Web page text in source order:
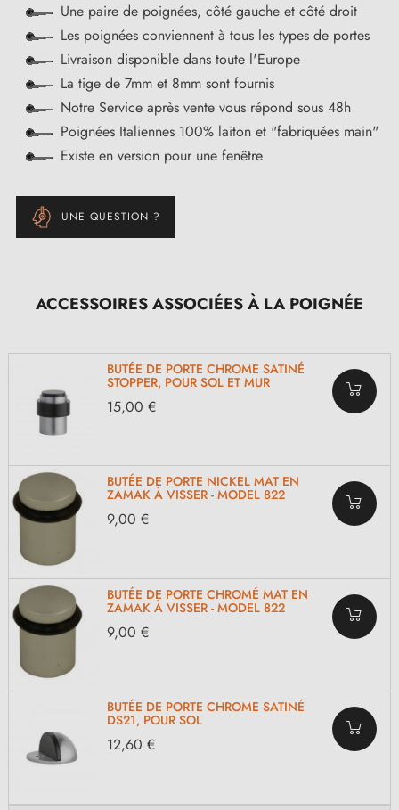
Une paire de poignées, côté gauche et côté droit
Les poignées conviennent à tous les types de portes
Livraison disponible dans toute l'Europe
La tige de 7mm et 8mm sont fournis
Notre Service après vente vous répond sous 48h
Poignées Italiennes 100% laiton et "fabriquées main"
Existe en version pour une fenêtre
UNE QUESTION ?
ACCESSOIRES ASSOCIÉES À LA POIGNÉE
BUTÉE DE PORTE CHROME SATINÉ
STOPPER, POUR SOL ET MUR
15,00 €
BUTÉE DE PORTE NICKEL MAT EN
ZAMAK À VISSER - MODEL 822
9,00 €
BUTÉE DE PORTE CHROMÉ MAT EN
ZAMAK À VISSER - MODEL 822
9,00 €
BUTÉE DE PORTE CHROME SATINÉ
DS21, POUR SOL
12,60 €